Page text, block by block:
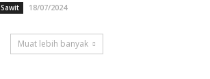
Sawit 18/07/2024
Muat lebih banyak